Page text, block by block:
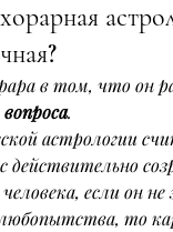
в том, что он
.
астрологии
действительно
если он не
любопытства, то